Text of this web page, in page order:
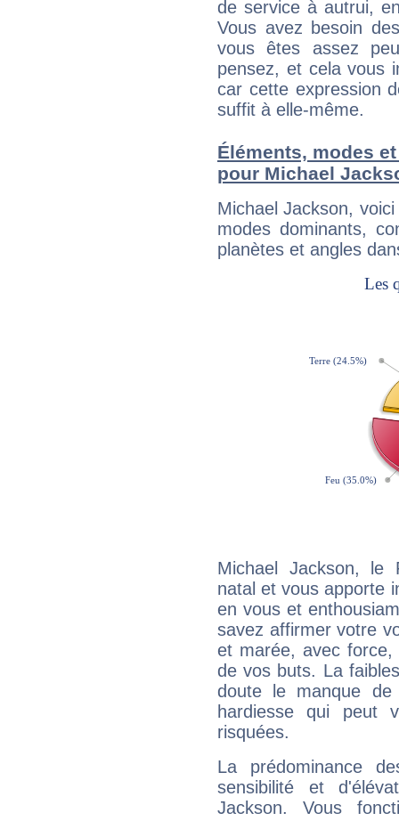
de service à autrui,
Vous avez besoin
vous êtes assez
pensez, et cela vous
car cette expression
suffit à elle-même.
Éléments, modes
pour Michael
Michael Jackson,
modes dominants,
planètes et angles
Michael Jackson, le
natal et vous apporte
en vous et
savez affirmer votre
et marée, avec
de vos buts. La
doute le manque
hardiesse qui peut
risquées.
La prédominance
sensibilité et
Jackson. Vous